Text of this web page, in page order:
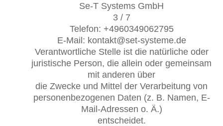
Se-T Systems GmbH
3 / 7
Telefon: +4960349062795
E-Mail: kontakt@set-systeme.de
Verantwortliche Stelle ist die natürliche oder
juristische Person, die allein oder gemeinsam
mit anderen über
die Zwecke und Mittel der Verarbeitung von
personenbezogenen Daten (z. B. Namen, E-
Mail-Adressen o. Ä.)
entscheidet.